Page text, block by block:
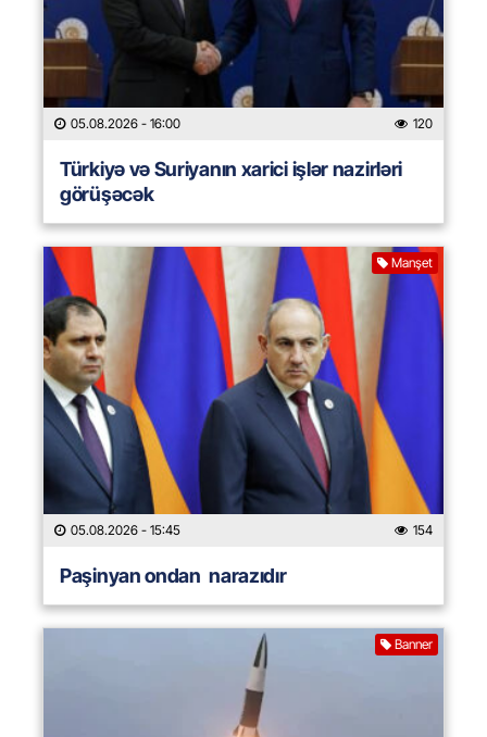
05.08.2026 - 16:00 120
Türkiyə və Suriyanın xarici işlər nazirləri
görüşəcək
Manşet
05.08.2026 - 15:45 154
Paşinyan ondan narazıdır
Banner